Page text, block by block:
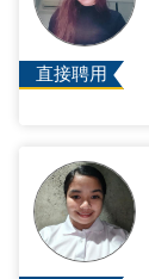
直接聘用